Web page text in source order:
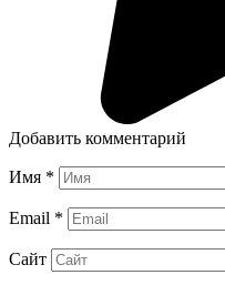
Добавить комментарий
Имя *
Email *
Сайт